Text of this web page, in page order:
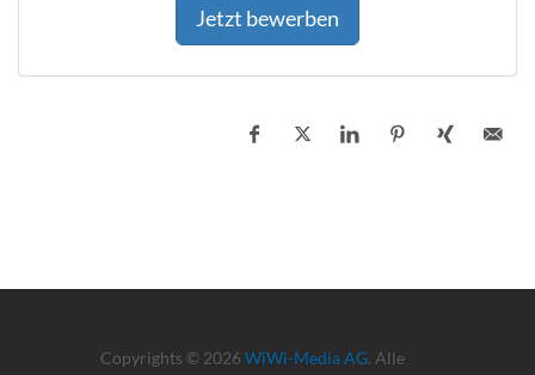
Jetzt bewerben
Copyrights © 2026 WiWi-Media AG. Alle